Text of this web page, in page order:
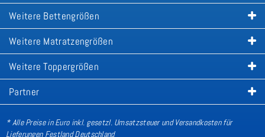
Weitere Bettengrößen
Weitere Matratzengrößen
Weitere Toppergrößen
Partner
* Alle Preise in Euro inkl. gesetzl. Umsatzsteuer und Versandkosten für
Lieferungen Festland Deutschland